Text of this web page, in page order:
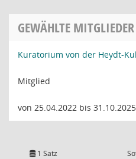
GEWÄHLTE MITGLIEDER
Kuratorium von der Heydt-
Mitglied
von 25.04.2022 bis 31.10.2025
1 Satz